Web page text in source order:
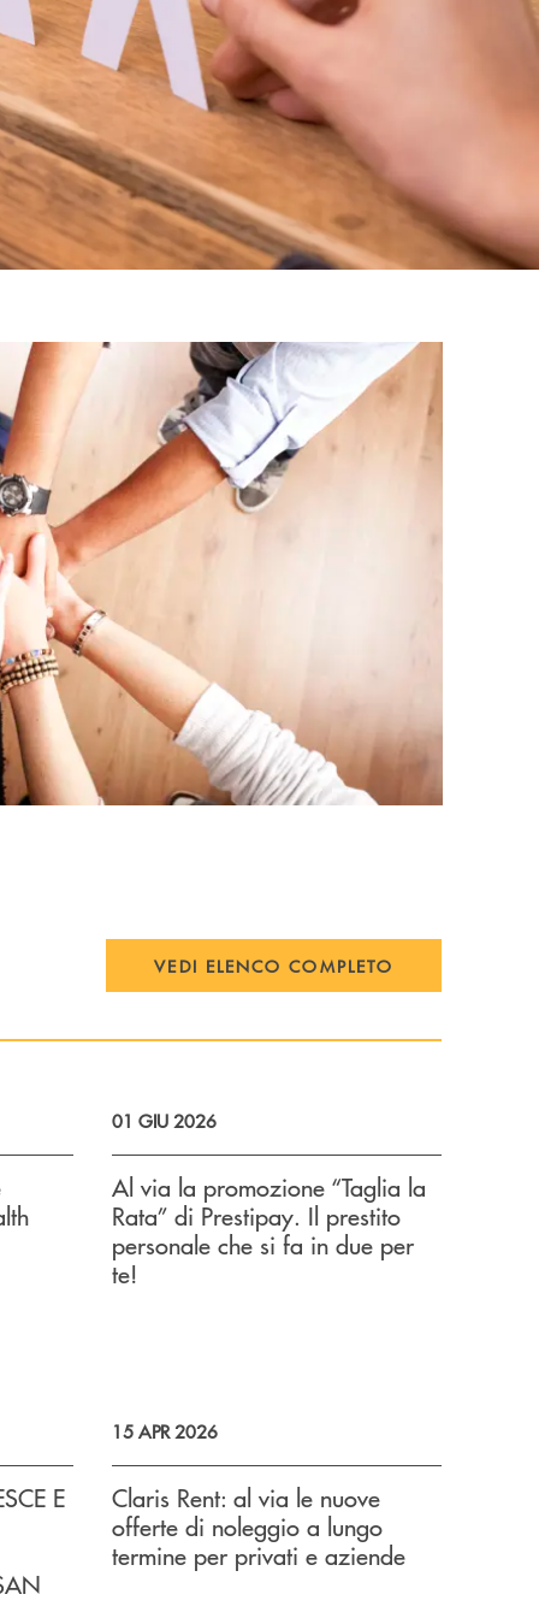
VEDI ELENCO COMPLETO
01 GIU 2026
Al via la promozione “Taglia la
Rata” di Prestipay. Il prestito
personale che si fa in due per
te!
E
15 APR 2026
Claris Rent: al via le nuove
offerte di noleggio a lungo
termine per privati e aziende